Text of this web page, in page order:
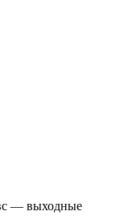
— выходные